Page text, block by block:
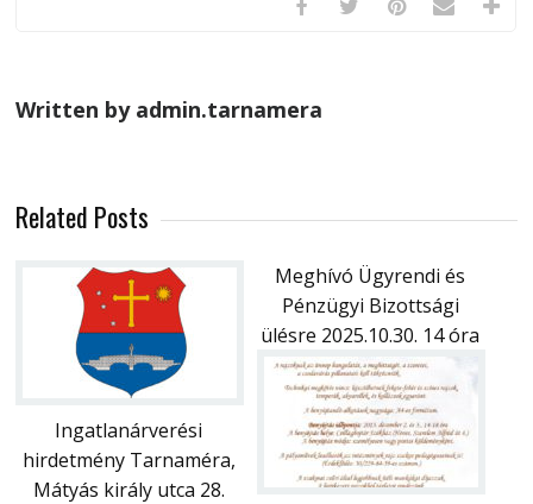
Written by admin.tarnamera
Related Posts
Ingatlanárverési
hirdetmény Tarnaméra,
Mátyás király utca 28.
Meghívó Ügyrendi és
Pénzügyi Bizottsági
ülésre 2025.10.30. 14 óra